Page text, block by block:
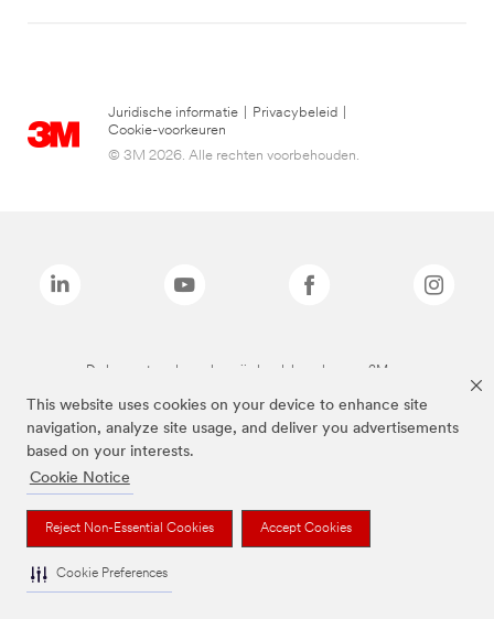
This website uses cookies on your device to enhance site
navigation, analyze site usage, and deliver you advertisements
based on your interests.
Cookie Notice
Reject Non-Essential Cookies Accept Cookies
Cookie Preferences
Juridische informatie Privacybeleid
Cookie-voorkeuren
© 3M 2026. Alle rechten voorbehouden.
De bovenstaande merken zijn handelsmerken van 3M.we